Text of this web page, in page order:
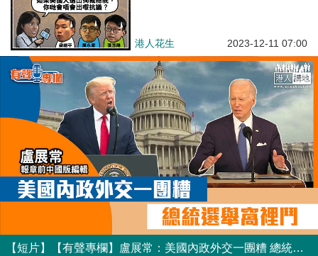
港人花生 2023-12-11 07:00
【短片】【有聲專欄】盧展常：美國內政外交一團糟 總統選舉窩裡鬥